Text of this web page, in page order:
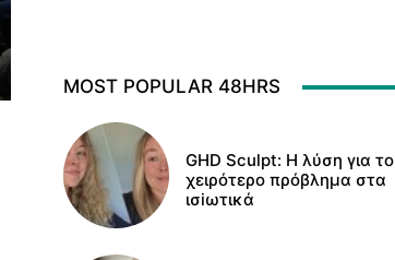
MOST POPULAR 48HRS
GHD Sculpt: Η λύση για το
χειρότερο πρόβλημα στα
ισiωτικά